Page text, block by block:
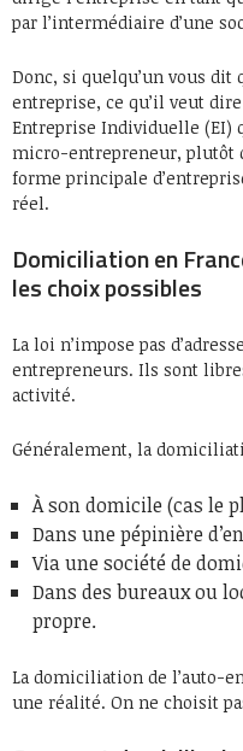
par l’intermédiaire d’une
Donc, si quelqu’un vous dit
entreprise, ce qu’il veut dire
Entreprise Individuelle (EI)
micro-entrepreneur, plutôt
forme principale
réel.
Domiciliation en
les choix possibles
La loi n’impose pas
entrepreneurs. Ils sont
activité.
Généralement, la
À son domicile (cas le
Dans une pépinière
Via une société de
Dans des bureaux ou
propre.
La domiciliation de l’auto-
une réalité. On ne choisit